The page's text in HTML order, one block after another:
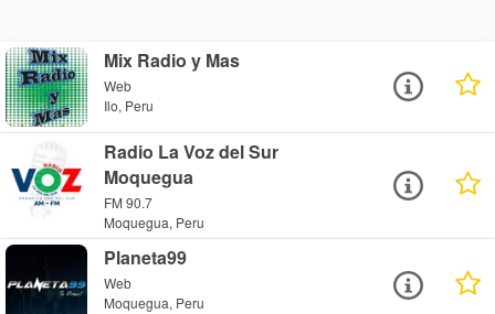
Mix Radio y Mas
Web
Ilo, Peru
Radio La Voz del Sur
Moquegua
FM 90.7
Moquegua, Peru
Planeta99
Web
Moquegua, Peru